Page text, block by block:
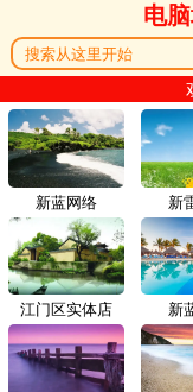
电
新蓝网络 新
江门区实体店 新